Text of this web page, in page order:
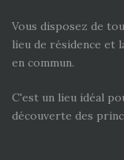
Vous disposez de
lieu de résidence et
en commun.
C'est un lieu idéal
découverte des